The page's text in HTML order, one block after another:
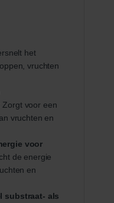
het
vruchten
Zorgt voor een
vruchten en
voor
de energie
en
substraat- als